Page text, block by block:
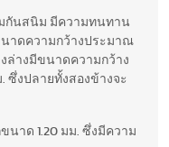
กันสนิม มีความทนทาน
าดความกว้างประมาณ
ล่างมีขนาดความกว้าง
ซึ่งปลายทั้งสองข้างจะ
นาด 1.20 มม. ซึ่งมีความ